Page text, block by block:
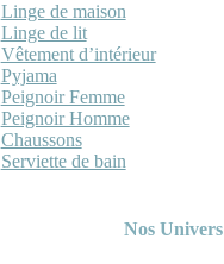
Linge de maison
Linge de lit
Vêtement d’intérieur
Pyjama
Peignoir Femme
Peignoir Homme
Chaussons
Serviette de bain
Nos Univers